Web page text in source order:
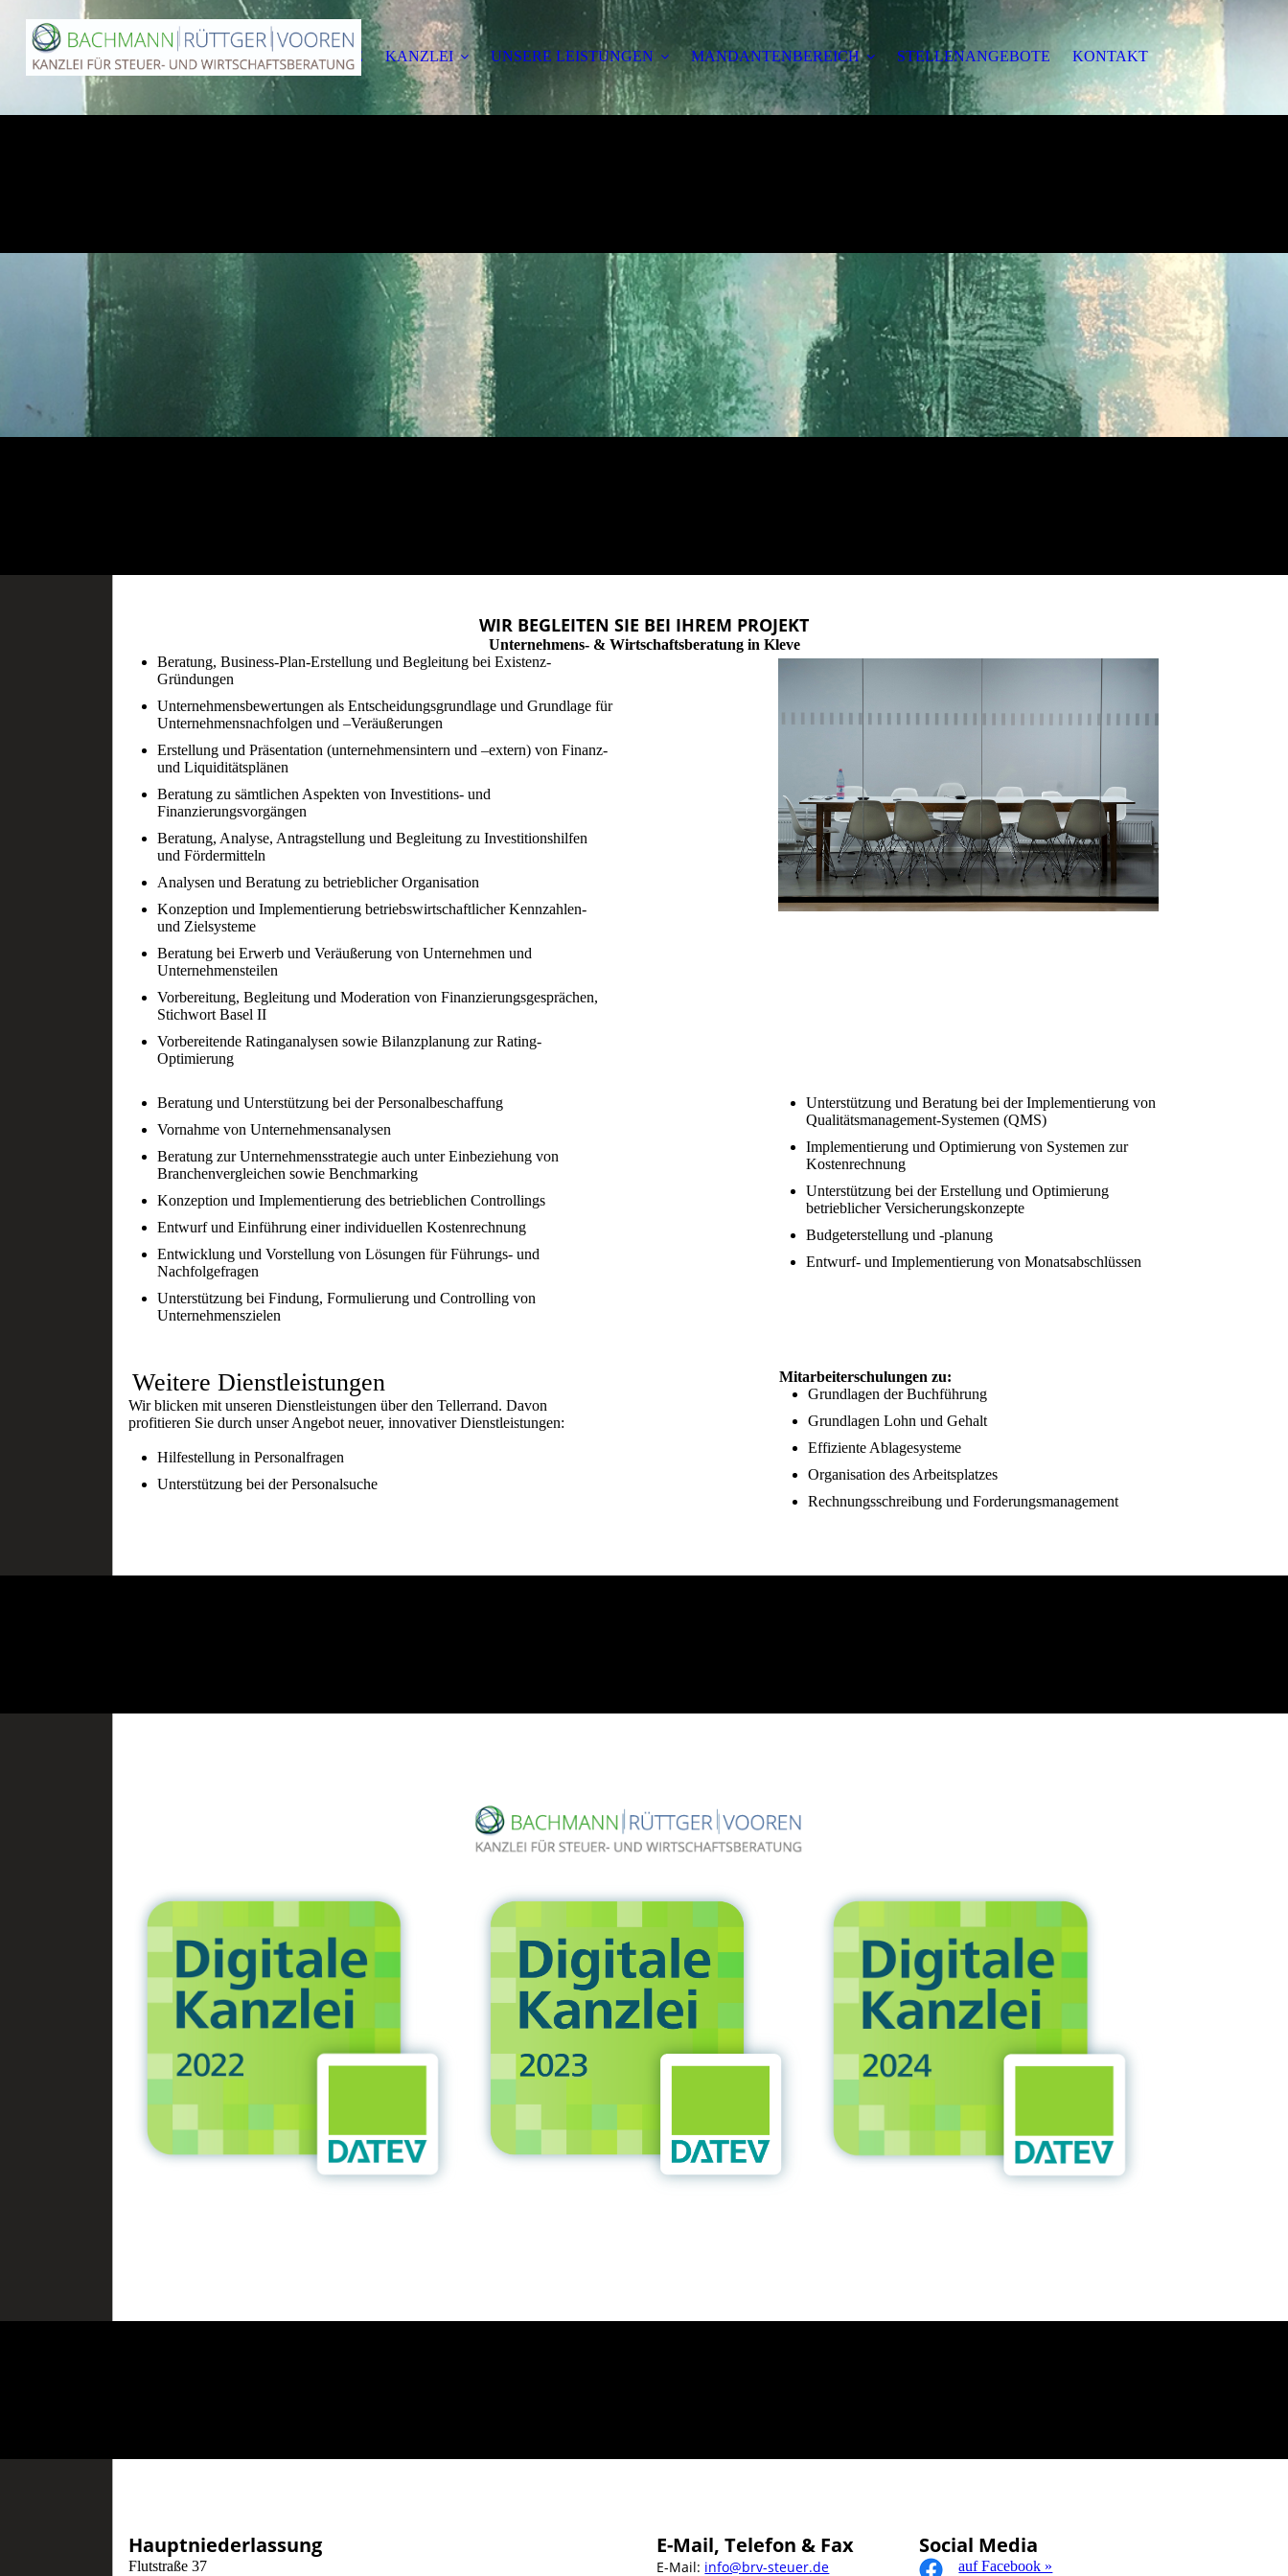
HOME KANZLEI UNSERE LEISTUNGEN MANDANTENBEREICH STELLENANGEBOTE KONTAKT
WIR BEGLEITEN SIE BEI IHREM PROJEKT
Unternehmens- & Wirtschaftsberatung in Kleve
Beratung, Business-Plan-Erstellung und Begleitung bei Existenz-
Gründungen
Unternehmensbewertungen als Entscheidungsgrundlage und Grundlage für
Unternehmensnachfolgen und –Veräußerungen
Erstellung und Präsentation (unternehmensintern und –extern) von Finanz-
und Liquiditätsplänen
Beratung zu sämtlichen Aspekten von Investitions- und
Finanzierungsvorgängen
Beratung, Analyse, Antragstellung und Begleitung zu Investitionshilfen
und Fördermitteln
Analysen und Beratung zu betrieblicher Organisation
Konzeption und Implementierung betriebswirtschaftlicher Kennzahlen-
und Zielsysteme
Beratung bei Erwerb und Veräußerung von Unternehmen und
Unternehmensteilen
Vorbereitung, Begleitung und Moderation von Finanzierungsgesprächen,
Stichwort Basel II
Vorbereitende Ratinganalysen sowie Bilanzplanung zur Rating-
Optimierung
Beratung und Unterstützung bei der Personalbeschaffung
Vornahme von Unternehmensanalysen
Beratung zur Unternehmensstrategie auch unter Einbeziehung von
Branchenvergleichen sowie Benchmarking
Konzeption und Implementierung des betrieblichen Controllings
Entwurf und Einführung einer individuellen Kostenrechnung
Entwicklung und Vorstellung von Lösungen für Führungs- und
Nachfolgefragen
Unterstützung bei Findung, Formulierung und Controlling von
Unternehmenszielen
Unterstützung und Beratung bei der Implementierung von
Qualitätsmanagement-Systemen (QMS)
Implementierung und Optimierung von Systemen zur
Kostenrechnung
Unterstützung bei der Erstellung und Optimierung
betrieblicher Versicherungskonzepte
Budgeterstellung und -planung
Entwurf- und Implementierung von Monatsabschlüssen
Weitere Dienstleistungen
Wir blicken mit unseren Dienstleistungen über den Tellerrand. Davon
profitieren Sie durch unser Angebot neuer, innovativer Dienstleistungen:
Hilfestellung in Personalfragen
Unterstützung bei der Personalsuche
Mitarbeiterschulungen zu:
Grundlagen der Buchführung
Grundlagen Lohn und Gehalt
Effiziente Ablagesysteme
Organisation des Arbeitsplatzes
Rechnungsschreibung und Forderungsmanagement
Hauptniederlassung
Flutstraße 37
E-Mail, Telefon & Fax
E-Mail: info@brv-steuer.de
Social Media
auf Facebook »